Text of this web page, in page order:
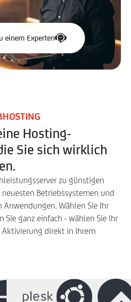
einem Experten
Hosting-
Sie sich wirklich
zu günstigen
Betriebssystemen und
Wählen Sie Ihr
Sie ganz einfach - wählen Sie Ihr
Aktivierung direkt in Ihrem